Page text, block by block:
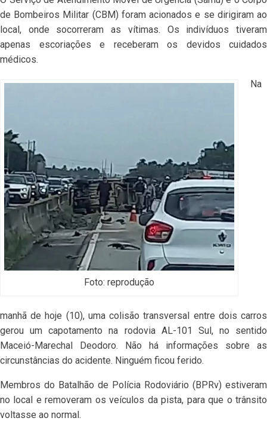
de Bombeiros Militar (CBM) foram acionados e se dirigiram ao
local, onde socorreram as vítimas. Os indivíduos tiveram
apenas escoriações e receberam os devidos cuidados
médicos.
Foto: reprodução
Na
manhã de hoje (10), uma colisão transversal entre dois carros
gerou um capotamento na rodovia AL-101 Sul, no sentido
Maceió-Marechal Deodoro. Não há informações sobre as
circunstâncias do acidente. Ninguém ficou ferido.
Membros do Batalhão de Polícia Rodoviário (BPRv) estiveram
no local e removeram os veículos da pista, para que o trânsito
voltasse ao normal.